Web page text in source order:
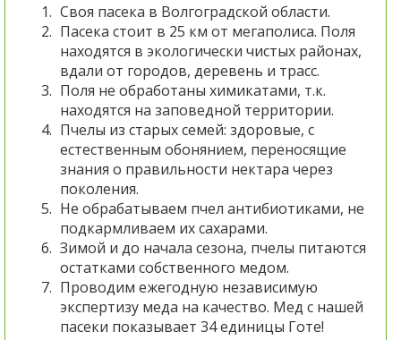
Своя пасека в Волгоградской области.
Пасека стоит в 25 км от мегаполиса. Поля
находятся в экологически чистых районах,
вдали от городов, деревень и трасс.
Поля не обработаны химикатами, т.к.
находятся на заповедной территории.
Пчелы из старых семей: здоровые, с
естественным обонянием, переносящие
знания о правильности нектара через
поколения.
Не обрабатываем пчел антибиотиками, не
подкармливаем их сахарами.
Зимой и до начала сезона, пчелы питаются
остатками собственного медом.
Проводим ежегодную независимую
экспертизу меда на качество. Мед с нашей
пасеки показывает 34 единицы Готе!